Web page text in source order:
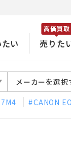
い 売りた
高価買取
メーカーを選択
CANON